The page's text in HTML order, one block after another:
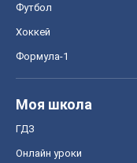
Футбол
Хоккей
Формула-1
Моя школа
ГДЗ
Онлайн уроки